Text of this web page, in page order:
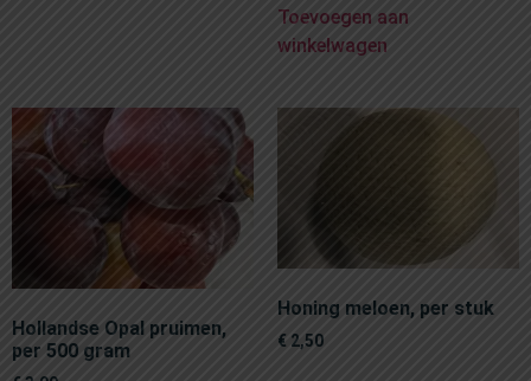
Toevoegen aan
winkelwagen
Hollandse Opal pruimen,
per 500 gram
Honing meloen, per stuk
€ 2,50